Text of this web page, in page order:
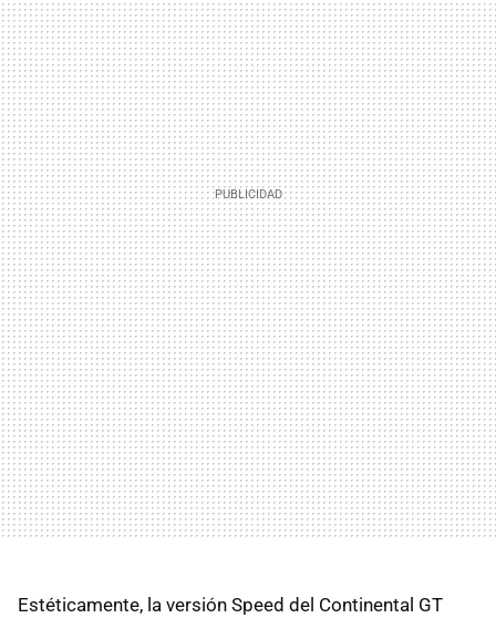
Estéticamente, la versión Speed del Continental GT